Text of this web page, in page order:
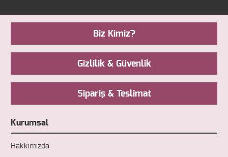
Biz Kimiz?
Gizlilik & Güvenlik
Sipariş & Teslimat
Kurumsal
Hakkımızda